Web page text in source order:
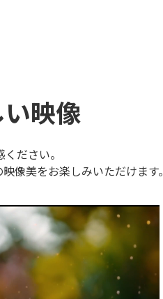
映像
ださい。
像美をお楽しみいただけます。